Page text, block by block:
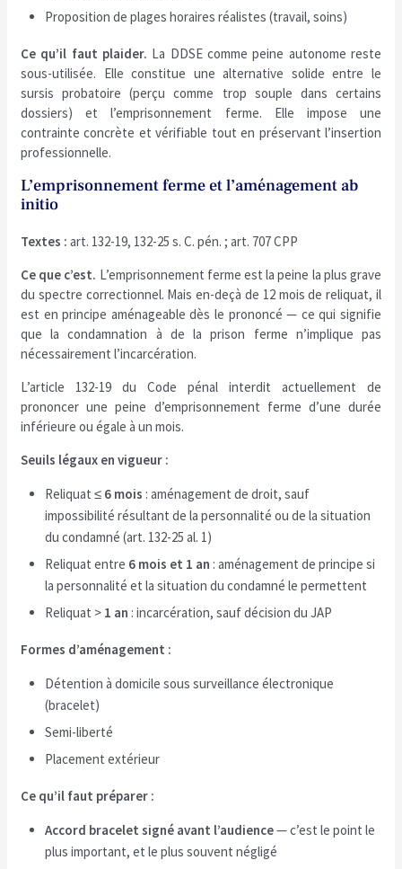
Proposition de plages horaires réalistes (travail, soins)
Ce qu’il faut plaider. La DDSE comme peine autonome reste
sous-utilisée. Elle constitue une alternative solide entre le
sursis probatoire (perçu comme trop souple dans certains
dossiers) et l’emprisonnement ferme. Elle impose une
contrainte concrète et vérifiable tout en préservant l’insertion
professionnelle.
L’emprisonnement ferme et l’aménagement ab
initio
Textes : art. 132-19, 132-25 s. C. pén. ; art. 707 CPP
Ce que c’est. L’emprisonnement ferme est la peine la plus grave
du spectre correctionnel. Mais en-deçà de 12 mois de reliquat, il
est en principe aménageable dès le prononcé — ce qui signifie
que la condamnation à de la prison ferme n’implique pas
nécessairement l’incarcération.
L’article 132-19 du Code pénal interdit actuellement de
prononcer une peine d’emprisonnement ferme d’une durée
inférieure ou égale à un mois.
Seuils légaux en vigueur :
Reliquat ≤ 6 mois : aménagement de droit, sauf
impossibilité résultant de la personnalité ou de la situation
du condamné (art. 132-25 al. 1)
Reliquat entre 6 mois et 1 an : aménagement de principe si
la personnalité et la situation du condamné le permettent
Reliquat > 1 an : incarcération, sauf décision du JAP
Formes d’aménagement :
Détention à domicile sous surveillance électronique
(bracelet)
Semi-liberté
Placement extérieur
Ce qu’il faut préparer :
Accord bracelet signé avant l’audience— c’est le point le
plus important, et le plus souvent négligé